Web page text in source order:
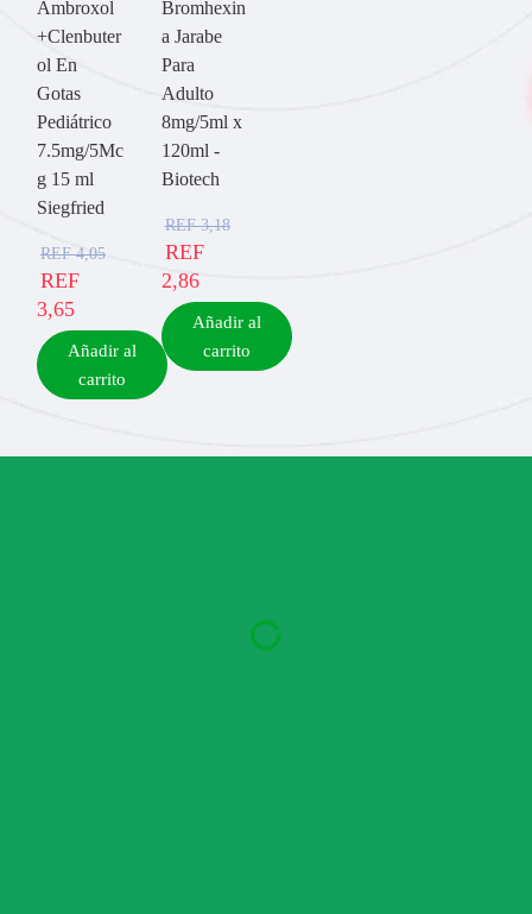
Ambroxol
+Clenbuter
ol En
Gotas
Pediátrico
7.5mg/5Mc
g 15 ml
Siegfried
REF4,05
REF
3,65
Añadir al
carrito
Bromhexin
a Jarabe
Para
Adulto
8mg/5ml x
120ml -
Biotech
REF3,18
REF
2,86
Añadir al
carrito